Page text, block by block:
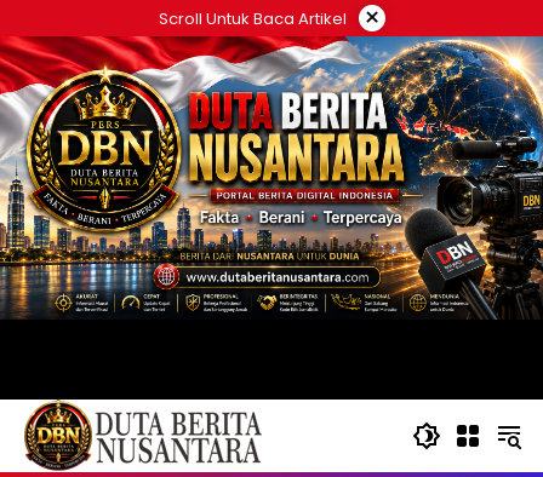
ke
konten
Scroll Untuk Baca Artikel ×